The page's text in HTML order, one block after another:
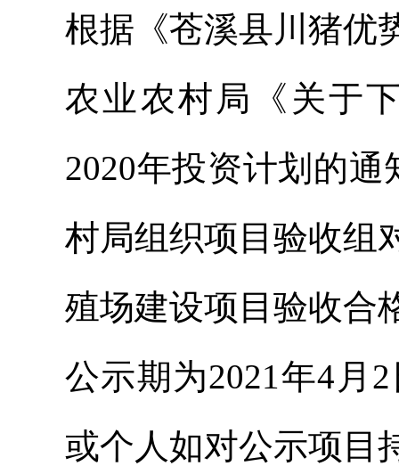
根据《苍溪县川猪优
农业农村局《关于
2020年投资计划的
村局组织项目验收组
殖场建设项目验收合
公示期为2021年4月
或个人如对公示项目